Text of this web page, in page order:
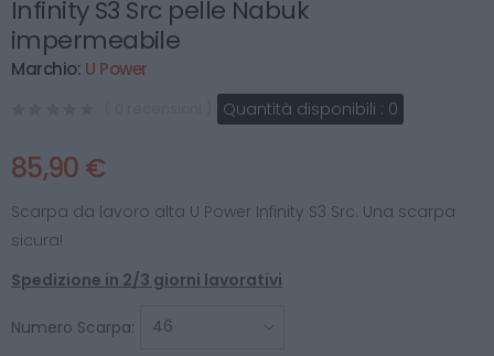
Infinity S3 Src pelle Nabuk
impermeabile
Marchio: U Power
Quantità disponibili : 0
85,90 €
Scarpa da lavoro alta U Power Infinity S3 Src. Una scarpa
sicura!
Spedizione in 2/3 giorni lavorativi
Numero Scarpa: